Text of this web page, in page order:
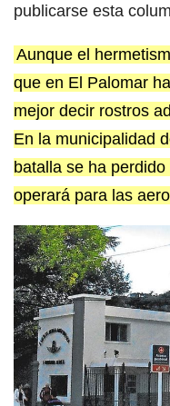
publicarse esta
Aunque el
que en El Palomar
mejor decir rostros
En la municipalidad
batalla se ha
operará para las